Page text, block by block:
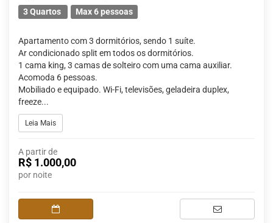
3 Quartos Max 6 pessoas
Apartamento com 3 dormitórios, sendo 1 suíte.
Ar condicionado split em todos os dormitórios.
1 cama king, 3 camas de solteiro com uma cama auxiliar.
Acomoda 6 pessoas.
Mobiliado e equipado. Wi-Fi, televisões, geladeira duplex,
freeze...
Leia Mais
A partir de
R$ 1.000,00
por noite